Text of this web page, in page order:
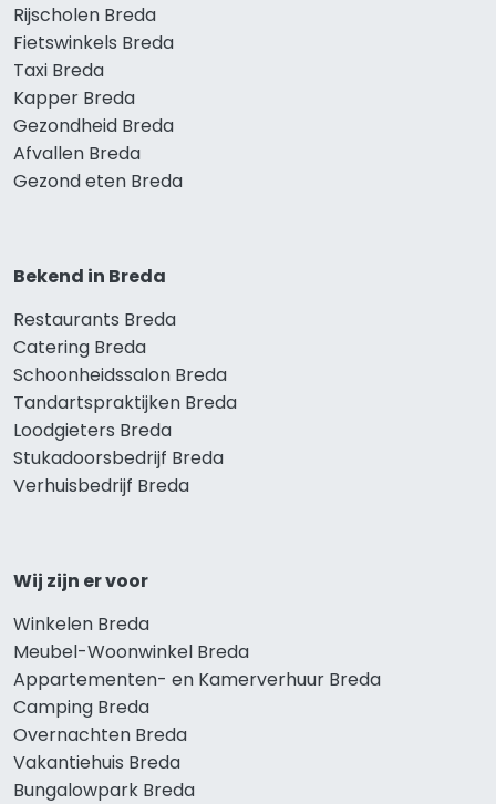
Rijscholen Breda
Fietswinkels Breda
Taxi Breda
Kapper Breda
Gezondheid Breda
Afvallen Breda
Gezond eten Breda
Bekend in Breda
Restaurants Breda
Catering Breda
Schoonheidssalon Breda
Tandartspraktijken Breda
Loodgieters Breda
Stukadoorsbedrijf Breda
Verhuisbedrijf Breda
Wij zijn er voor
Winkelen Breda
Meubel-Woonwinkel Breda
Appartementen- en Kamerverhuur Breda
Camping Breda
Overnachten Breda
Vakantiehuis Breda
Bungalowpark Breda